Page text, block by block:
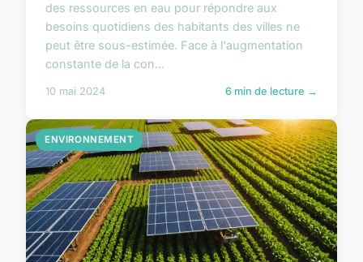
des ressources en eau pour répondre aux
besoins quotidiens des habitants des villes ne
peut être sous-estimée. Face à l'augmentation
constante de la con...
10 mai 2024 6 min de lecture →
ENVIRONNEMENT